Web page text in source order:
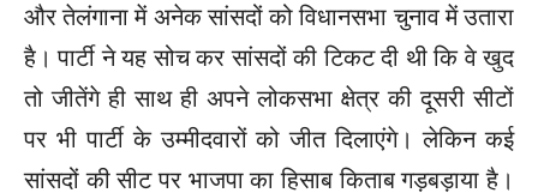
और तेलंगाना में अनेक सांसदों को विधानसभा चुनाव में उतारा
है। पार्टी ने यह सोच कर सांसदों की टिकट दी थी कि वे खुद
तो जीतेंगे ही साथ ही अपने लोकसभा क्षेत्र की दूसरी सीटों
पर भी पार्टी के उम्मीदवारों को जीत दिलाएंगे। लेकिन कई
सांसदों की सीट पर भाजपा का हिसाब किताब गड़बड़ाया है।